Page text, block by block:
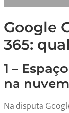
Google
365:
1 –
na nuvem
Na disputa